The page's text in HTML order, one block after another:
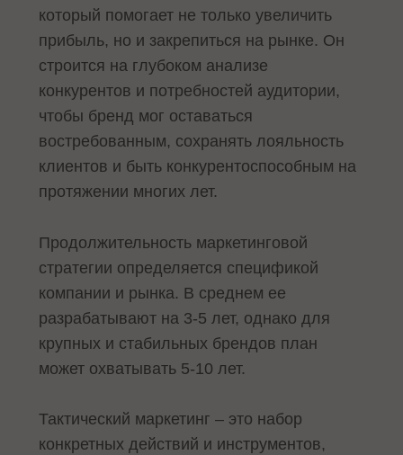
который помогает не только увеличить
прибыль, но и закрепиться на рынке. Он
строится на глубоком анализе
конкурентов и потребностей аудитории,
чтобы бренд мог оставаться
востребованным, сохранять лояльность
клиентов и быть конкурентоспособным на
протяжении многих лет.
Продолжительность маркетинговой
стратегии определяется спецификой
компании и рынка. В среднем ее
разрабатывают на 3-5 лет, однако для
крупных и стабильных брендов план
может охватывать 5-10 лет.
Тактический маркетинг – это набор
конкретных действий и инструментов,